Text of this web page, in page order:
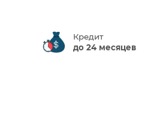
Кредит
до 24 месяцев